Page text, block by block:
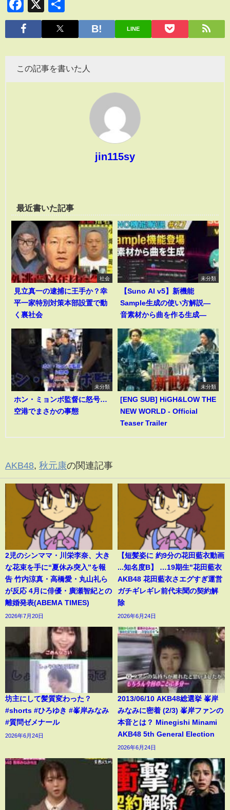
Facebook
X
有
LINE
この記事を書いた人
jin115sy
最近書いた記事
社会
見立真一の逮捕に王手か？幸
平一家特別対策本部設置で動
く裏社会
未分類
【Suno AI v5】新機能
Sample生成の使い方解説―
音素材から曲を作る生成―
未分類
ホン・ミョンボ監督に怒号…
空港でまさかの事態
未分類
[ENG SUB] HiGH&LOW THE
NEW WORLD - Official
Teaser Trailer
AKB48, 秋元康の関連記事
2児のシンママ・川栄李奈、大き
な花束を手に“夏休み突入”を報
告 竹内涼真・高橋愛・丸山礼ら
が反応 4月に俳優・廣瀬智紀との
離婚発表(ABEMA TIMES)
2026年7月20日
【短髪姿に 約9分の花田藍衣動画
...知名度B】 …19期生"花田藍衣
AKB48 花田藍衣さエグすぎ運営
ガチギレギレ前代未聞の契約解
除
2026年6月24日
坊主にして髪質変わった？
#shorts #ひろゆき #峯岸みなみ
#質問ゼメナール
2026年6月24日
2013/06/10 AKB48総選挙 峯岸
みなみに密着 (2/3) 峯岸ファンの
本音とは？ Minegishi Minami
AKB48 5th General Election
2026年6月24日